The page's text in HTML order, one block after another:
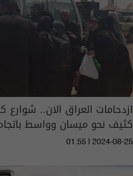
ازدحامات العراق الان.. شوارع
كثيف نحو ميسان وواسط
01:55 | 2024-08-25